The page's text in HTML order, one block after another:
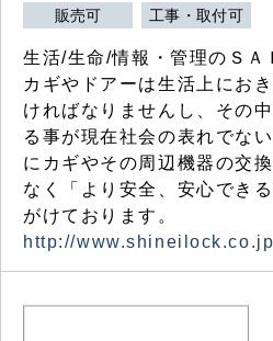
販売可 工事・取付可
生活/生命/情報・管理のＳＡ
カギやドアーは生活上にお
ければなりませんし、その
る事が現在社会の表れでな
にカギやその周辺機器の交
なく「より安全、安心でき
がけております。
http://www.shineilock.co.jp